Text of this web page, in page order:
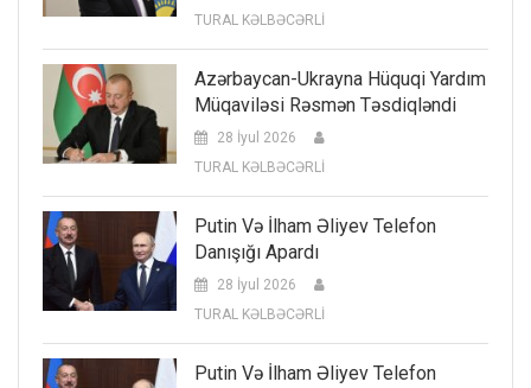
TURAL KƏLBƏCƏRLİ
Azərbaycan-Ukrayna Hüquqi Yardım
Müqaviləsi Rəsmən Təsdiqləndi
28 İyul 2026
TURAL KƏLBƏCƏRLİ
Putin Və İlham Əliyev Telefon
Danışığı Apardı
28 İyul 2026
TURAL KƏLBƏCƏRLİ
Putin Və İlham Əliyev Telefon